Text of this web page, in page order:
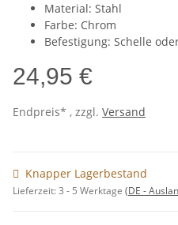
Material: Stahl
Farbe: Chrom
Befestigung: Schelle
24,95 €
Endpreis* , zzgl. Versand
Knapper Lagerbestand
Lieferzeit:3 - 5 Werktage (DE -